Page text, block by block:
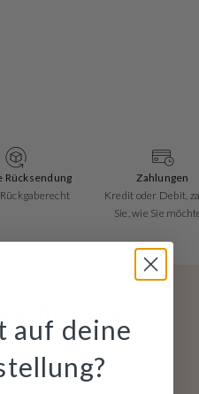
Rücksendung
Zahlungen
Kredit oder Debit,
Sie, wie Sie
Trend-Updates
Postfach.
Rabatten, Early Access
Inspiration.
auf deine